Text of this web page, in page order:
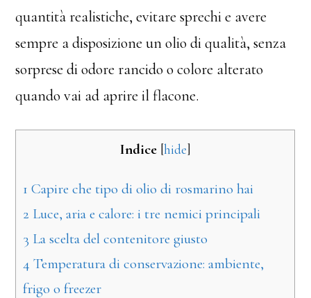
quantità realistiche, evitare sprechi e avere
sempre a disposizione un olio di qualità, senza
sorprese di odore rancido o colore alterato
quando vai ad aprire il flacone.
Indice hide
1 Capire che tipo di olio di rosmarino hai
2 Luce, aria e calore: i tre nemici principali
3 La scelta del contenitore giusto
4 Temperatura di conservazione: ambiente,
frigo o freezer